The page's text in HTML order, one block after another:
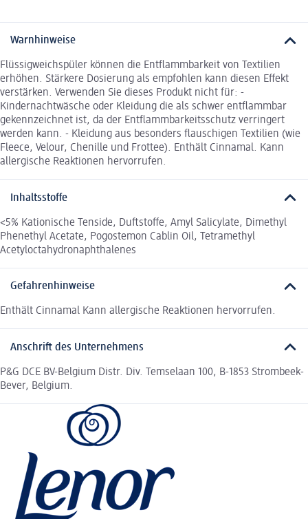
Warnhinweise
Flüssigweichspüler können die Entflammbarkeit von Textilien
erhöhen. Stärkere Dosierung als empfohlen kann diesen Effekt
verstärken. Verwenden Sie dieses Produkt nicht für: -
Kindernachtwäsche oder Kleidung die als schwer entflammbar
gekennzeichnet ist, da der Entflammbarkeitsschutz verringert
werden kann. - Kleidung aus besonders flauschigen Textilien (wie
Fleece, Velour, Chenille und Frottee). Enthält Cinnamal. Kann
allergische Reaktionen hervorrufen.
Inhaltsstoffe
<5% Kationische Tenside, Duftstoffe, Amyl Salicylate, Dimethyl
Phenethyl Acetate, Pogostemon Cablin Oil, Tetramethyl
Acetyloctahydronaphthalenes
Gefahrenhinweise
Enthält Cinnamal Kann allergische Reaktionen hervorrufen.
Anschrift des Unternehmens
P&G DCE BV-Belgium Distr. Div. Temselaan 100, B-1853 Strombeek-
Bever, Belgium.